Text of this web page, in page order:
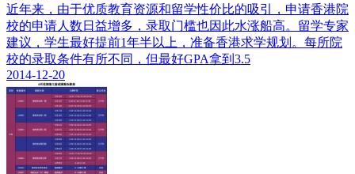
近年来，由于优质教育资源和留学性价比的吸引，申请香港院
校的申请人数日益增多，录取门槛也因此水涨船高。留学专家
建议，学生最好提前1年半以上，准备香港求学规划。每所院
校的录取条件有所不同，但最好GPA拿到3.5
2014-12-20